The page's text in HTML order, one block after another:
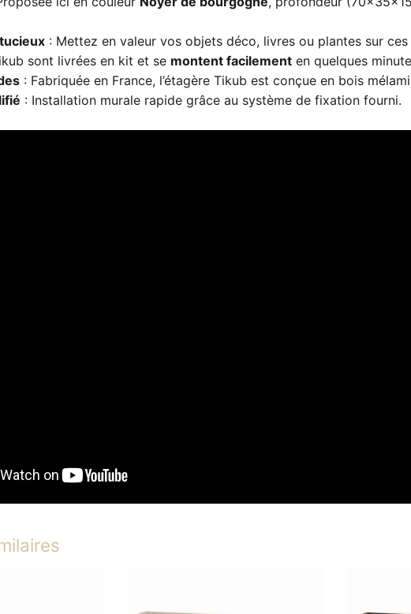
: Mettez en valeur vos objets déco, livres ou plantes sur
sont livrées en kit et se montent facilement en quelques
: Fabriquée en France, l’étagère Tikub est conçue en bois
: Installation murale rapide grâce au système de fixation fourni.